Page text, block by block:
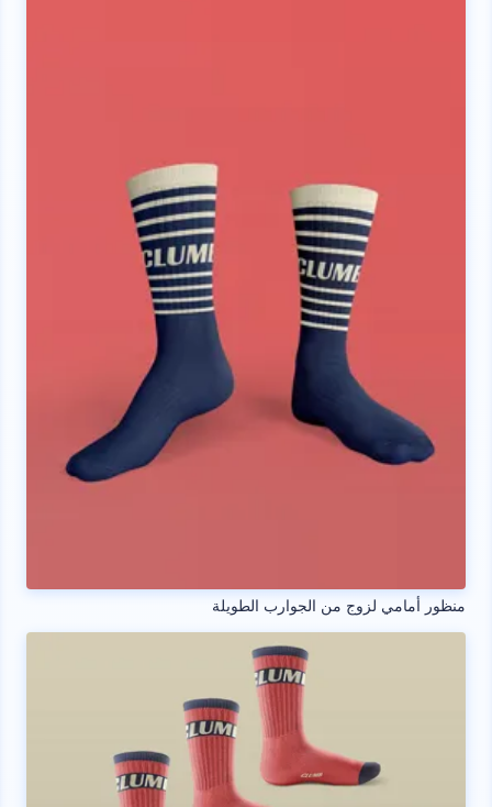
منظور أمامي لزوج من الجوارب الطويلة